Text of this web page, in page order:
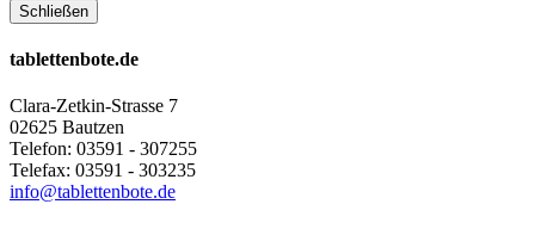
Schließen
tablettenbote.de
Clara-Zetkin-Strasse 7
02625 Bautzen
Telefon: 03591 - 307255
Telefax: 03591 - 303235
info@tablettenbote.de